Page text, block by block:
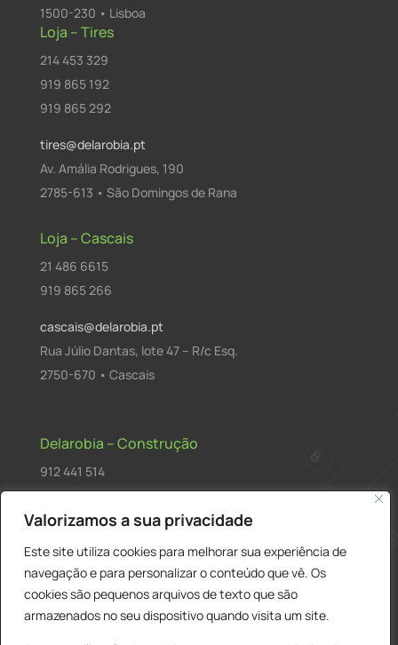
Valorizamos a sua privacidade
Este site utiliza cookies para melhorar sua experiência de
navegação e para personalizar o conteúdo que vê. Os
cookies são pequenos arquivos de texto que são
armazenados no seu dispositivo quando visita um site.
1500-230 • Lisboa
Loja – Tires
214 453 329
919 865 192
919 865 292
tires@delarobia.pt
Av. Amália Rodrigues, 190
2785-613 • São Domingos de Rana
Loja – Cascais
21 486 6615
919 865 266
cascais@delarobia.pt
Rua Júlio Dantas, lote 47 – R/c Esq.
2750-670 • Cascais
Delarobia – Construção
912 441 514
R. António Andrade, 1171
2820-287 • Charneca de Caparica
Products
search PESQUISAR